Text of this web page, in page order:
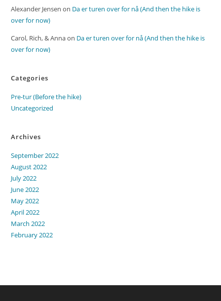
Alexander Jensen on Da er turen over for nå (And then the hike is
over for now)
Carol, Rich, & Annaon Da er turen over for nå (And then the hike is
over for now)
Categories
Pre-tur (Before the hike)
Uncategorized
Archives
September 2022
August 2022
July 2022
June 2022
May 2022
April 2022
March 2022
February 2022